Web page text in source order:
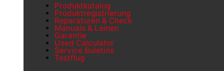
Produktkatalog
Produktregistrierung
Reparaturen & Check
Manuals & Leinen
Garantie
Used Calculator
Service Buletins
Testflug